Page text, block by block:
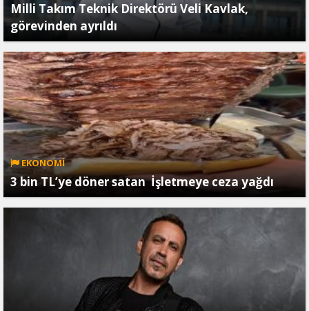
Milli Takım Teknik Direktörü Veli Kavlak,
görevinden ayrıldı
EKONOMİ
3 bin TL’ye döner satan İşletmeye ceza yağdı